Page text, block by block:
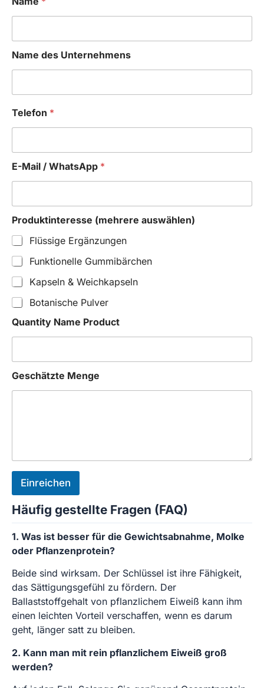
Name des Unternehmens
Telefon *
E-Mail / WhatsApp *
Produktinteresse (mehrere auswählen)
Flüssige Ergänzungen
Funktionelle Gummibärchen
Kapseln & Weichkapseln
Botanische Pulver
Quantity Name Product
Geschätzte Menge
Einreichen
Häufig gestellte Fragen (FAQ)
1. Was ist besser für die Gewichtsabnahme, Molke
oder Pflanzenprotein?
Beide sind wirksam. Der Schlüssel ist ihre Fähigkeit,
das Sättigungsgefühl zu fördern. Der
Ballaststoffgehalt von pflanzlichem Eiweiß kann ihm
einen leichten Vorteil verschaffen, wenn es darum
geht, länger satt zu bleiben.
2. Kann man mit rein pflanzlichem Eiweiß groß
werden?